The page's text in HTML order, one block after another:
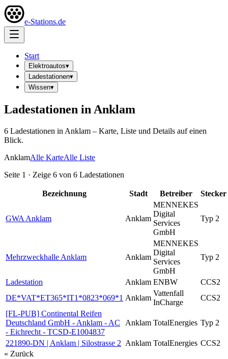
e-Stations.de
Start
Elektroautos▾
Ladestationen▾
Wissen▾
Ladestationen in Anklam
6 Ladestationen in Anklam – Karte, Liste und Details auf einen
Blick.
AnklamAlle KarteAlle Liste
Seite 1 · Zeige 6 von 6 Ladestationen
Bezeichnung Stadt Betreiber Stecker
GWA Anklam Anklam
MENNEKES
Digital
Services
GmbH
Typ 2
Mehrzweckhalle Anklam Anklam
MENNEKES
Digital
Services
GmbH
Typ 2
Ladestation Anklam ENBW
CCS2
DE*VAT*ET365*IT1*0823*069*1 Anklam
Vattenfall
InCharge
CCS2
[FL-PUB] Continental Reifen
Deutschland GmbH - Anklam - AC
- Eichrecht - TCSD-E1004837
Anklam TotalEnergies Typ 2
221890-DN | Anklam | Silostrasse 2 Anklam TotalEnergies CCS2
« Zurück